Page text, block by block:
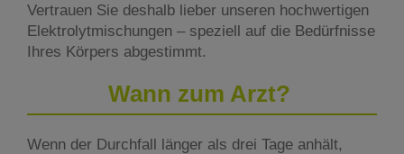
Vertrauen Sie deshalb lieber unseren hochwertigen
Elektrolytmischungen – speziell auf die Bedürfnisse
Ihres Körpers abgestimmt.
Wann zum Arzt?
Wenn der Durchfall länger als drei Tage anhält,